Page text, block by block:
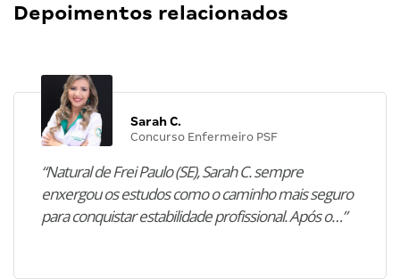
Depoimentos relacionados
Sarah C.
Concurso Enfermeiro PSF
“Natural de Frei Paulo (SE), Sarah C. sempre
enxergou os estudos como o caminho mais seguro
para conquistar estabilidade profissional. Após o…”